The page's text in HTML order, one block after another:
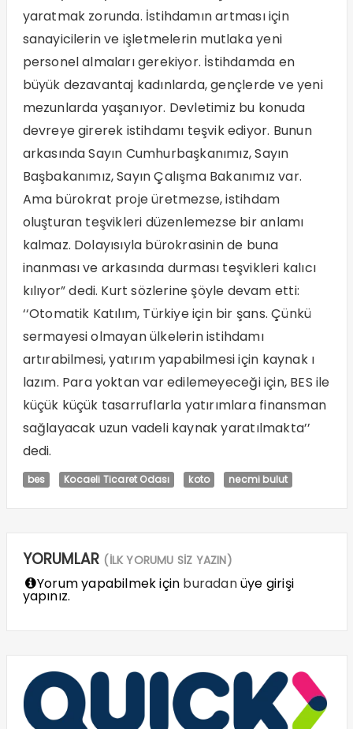
yaratmak zorunda. İstihdamın artması için
sanayicilerin ve işletmelerin mutlaka yeni
personel almaları gerekiyor. İstihdamda en
büyük dezavantaj kadınlarda, gençlerde ve yeni
mezunlarda yaşanıyor. Devletimiz bu konuda
devreye girerek istihdamı teşvik ediyor. Bunun
arkasında Sayın Cumhurbaşkanımız, Sayın
Başbakanımız, Sayın Çalışma Bakanımız var.
Ama bürokrat proje üretmezse, istihdam
oluşturan teşvikleri düzenlemezse bir anlamı
kalmaz. Dolayısıyla bürokrasinin de buna
inanması ve arkasında durması teşvikleri kalıcı
kılıyor” dedi. Kurt sözlerine şöyle devam etti:
‘‘Otomatik Katılım, Türkiye için bir şans. Çünkü
sermayesi olmayan ülkelerin istihdamı
artırabilmesi, yatırım yapabilmesi için kaynak ı
lazım. Para yoktan var edilemeyeceği için, BES ile
küçük küçük tasarruflarla yatırımlara finansman
sağlayacak uzun vadeli kaynak yaratılmakta’’
dedi.
bes Kocaeli Ticaret Odası koto necmi bulut
YORUMLAR (İLK YORUMU SİZ YAZIN)
Yorum yapabilmek için buradanüye girişi
yapınız.